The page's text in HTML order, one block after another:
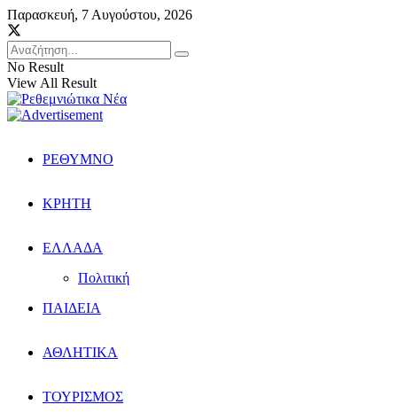
Παρασκευή, 7 Αυγούστου, 2026
No Result
View All Result
ΡΕΘΥΜΝΟ
ΚΡΗΤΗ
ΕΛΛΑΔΑ
Πολιτική
ΠΑΙΔΕΙΑ
ΑΘΛΗΤΙΚΑ
ΤΟΥΡΙΣΜΟΣ